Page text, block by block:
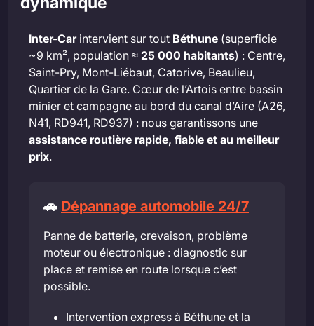
Inter-Carintervient sur tout Béthune (superficie
~9 km², population ≈ 25 000 habitants) : Centre,
Saint-Pry, Mont-Liébaut, Catorive, Beaulieu,
Quartier de la Gare. Cœur de l’Artois entre bassin
minier et campagne au bord du canal d’Aire (A26,
N41, RD941, RD937) : nous garantissons une
assistance routière rapide, fiable et au meilleur
prix.
🚗 Dépannage automobile 24/7
Panne de batterie, crevaison, problème
moteur ou électronique : diagnostic sur
place et remise en route lorsque c’est
possible.
Intervention express à Béthune et la